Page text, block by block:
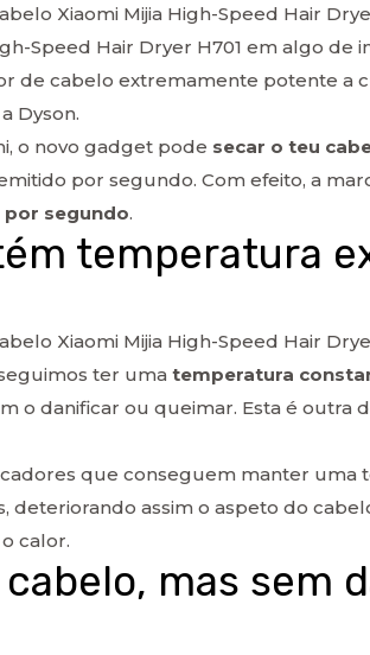
Xiaomi Mijia High-Speed Hair
Speed Hair Dryer H701 em algo de
de cabelo extremamente potente a
Dyson.
o novo gadget pode secar o teu
por segundo. Com efeito, a
por segundo.
temperatura
Xiaomi Mijia High-Speed Hair
ter uma temperatura
o danificar ou queimar. Esta é outra
que conseguem manter uma
assim o aspeto do
calor.
mas sem